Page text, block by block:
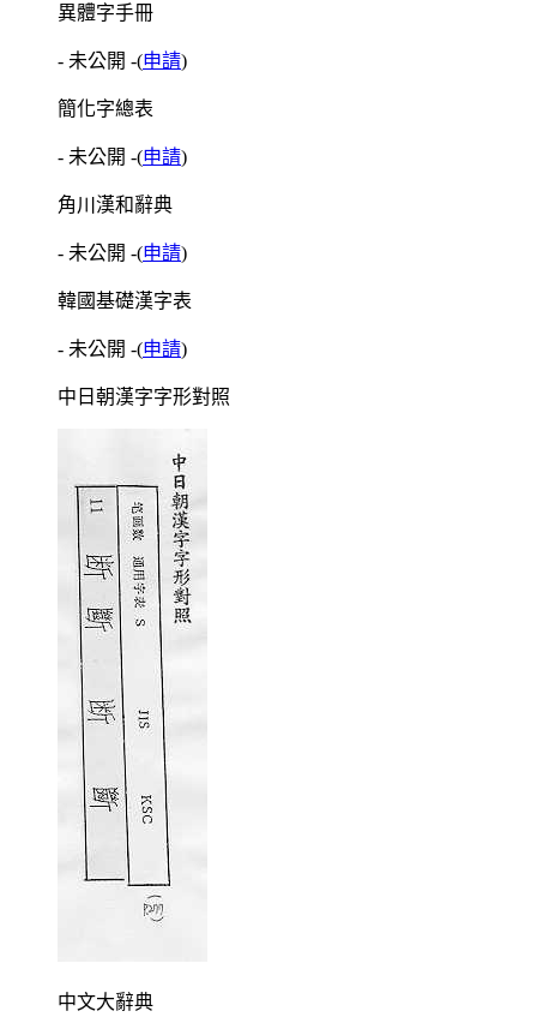
異體字手冊
- 未公開 -(申請)
簡化字總表
- 未公開 -(申請)
角川漢和辭典
- 未公開 -(申請)
韓國基礎漢字表
- 未公開 -(申請)
中日朝漢字字形對照
中文大辭典